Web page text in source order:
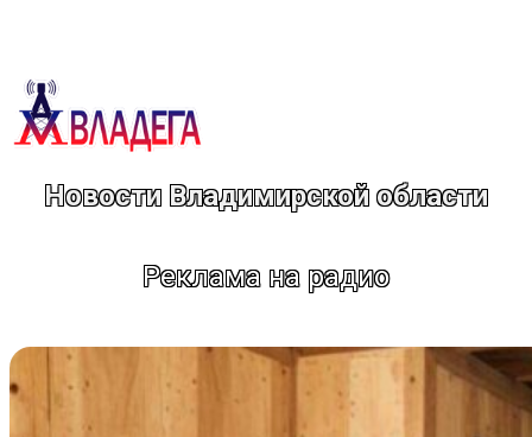
Новости Владимирской области
Реклама на радио